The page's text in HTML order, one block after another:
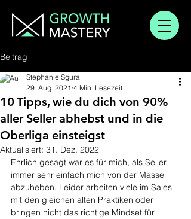
Beitrag
10 Tipps, wie du dich von 90%
aller Seller abhebst und in die
Oberliga einsteigst
Stephanie Sgura
29. Aug. 2021 4 Min. Lesezeit
Aktualisiert: 31. Dez. 2022
Ehrlich gesagt war es für mich, als Seller
immer sehr einfach mich von der Masse
abzuheben. Leider arbeiten viele im Sales
mit den gleichen alten Praktiken oder
bringen nicht das richtige Mindset für